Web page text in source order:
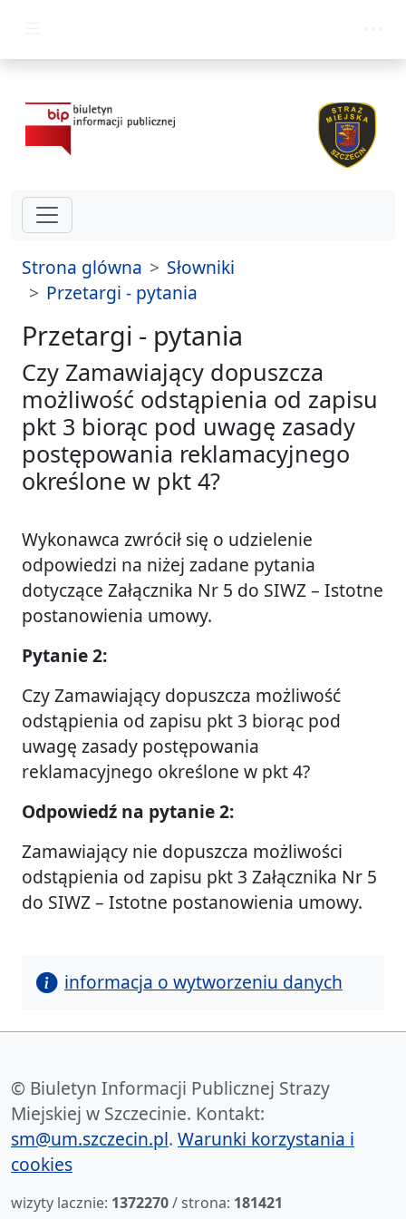
Strona glówna
Słowniki
Przetargi - pytania
Przetargi - pytania
Czy Zamawiający dopuszcza
możliwość odstąpienia od zapisu
pkt 3 biorąc pod uwagę zasady
postępowania reklamacyjnego
określone w pkt 4?
Wykonawca zwrócił się o udzielenie
odpowiedzi na niżej zadane pytania
dotyczące Załącznika Nr 5 do SIWZ – Istotne
postanowienia umowy.
Pytanie 2:
Czy Zamawiający dopuszcza możliwość
odstąpienia od zapisu pkt 3 biorąc pod
uwagę zasady postępowania
reklamacyjnego określone w pkt 4?
Odpowiedź na pytanie 2:
Zamawiający nie dopuszcza możliwości
odstąpienia od zapisu pkt 3 Załącznika Nr 5
do SIWZ – Istotne postanowienia umowy.
informacja o wytworzeniu danych
© Biuletyn Informacji Publicznej Strazy
Miejskiej w Szczecinie. Kontakt:
sm@um.szczecin.pl. Warunki korzystania i
cookies
wizyty lacznie: 1372270/ strona: 181421